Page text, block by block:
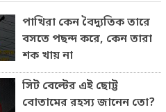
পাখিরা কেন বৈদ্যুতিক তারে
বসতে পছন্দ করে, কেন তারা
শক খায় না
সিট বেল্টের এই ছোট্ট
বোতামের রহস্য জানেন তো?